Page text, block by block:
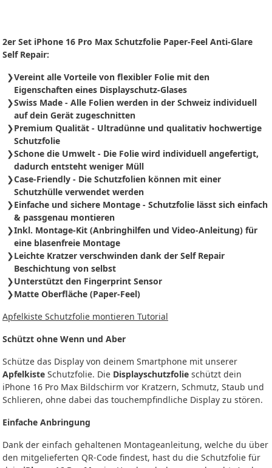
2er Set iPhone 16 Pro Max Schutzfolie Paper-Feel Anti-Glare
Self Repair:
Vereint alle Vorteile von flexibler Folie mit den
Eigenschaften eines Displayschutz-Glases
Swiss Made - Alle Folien werden in der Schweiz individuell
auf dein Gerät zugeschnitten
Premium Qualität - Ultradünne und qualitativ hochwertige
Schutzfolie
Schone die Umwelt - Die Folie wird individuell angefertigt,
dadurch entsteht weniger Müll
Case-Friendly - Die Schutzfolien können mit einer
Schutzhülle verwendet werden
Einfache und sichere Montage - Schutzfolie lässt sich einfach
& passgenau montieren
Inkl. Montage-Kit (Anbringhilfen und Video-Anleitung) für
eine blasenfreie Montage
Leichte Kratzer verschwinden dank der Self Repair
Beschichtung von selbst
Unterstützt den Fingerprint Sensor
Matte Oberfläche (Paper-Feel)
Apfelkiste Schutzfolie montieren Tutorial
Schützt ohne Wenn und Aber
Schütze das Display von deinem Smartphone mit unserer
Apfelkiste Schutzfolie. Die Displayschutzfolie schützt dein
iPhone 16 Pro Max Bildschirm vor Kratzern, Schmutz, Staub und
Schlieren, ohne dabei das touchempfindliche Display zu stören.
Einfache Anbringung
Dank der einfach gehaltenen Montageanleitung, welche du über
den mitgelieferten QR-Code findest, hast du die Schutzfolie für